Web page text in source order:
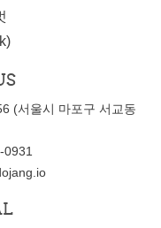
(서울시 마포구 서교동